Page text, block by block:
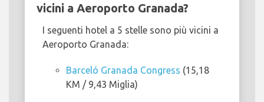
vicini a Aeroporto Granada?
I seguenti hotel a 5 stelle sono più vicini a
Aeroporto Granada:
Barceló Granada Congress (15,18
KM / 9,43 Miglia)